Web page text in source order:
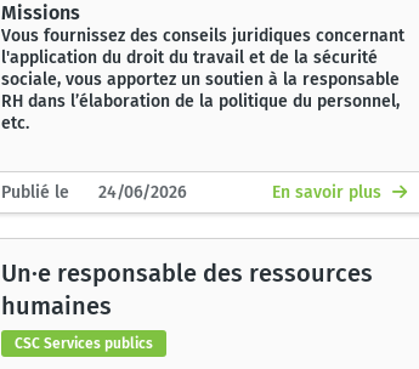
Missions
Vous fournissez des conseils juridiques concernant
l'application du droit du travail et de la sécurité
sociale, vous apportez un soutien à la responsable
RH dans l’élaboration de la politique du personnel,
etc.
Publié le 24/06/2026 En savoir plus
Un·e responsable des ressources
humaines
CSC Services publics